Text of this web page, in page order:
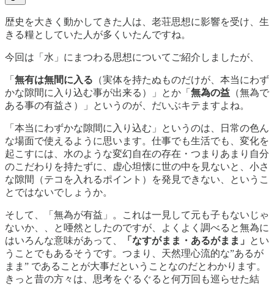
歴史を大きく動かしてきた人は、老荘思想に影響を受け、生
きる糧としていた人が多くいたんですね。
今回は「水」にまつわる思想についてご紹介しましたが、
「 無有は無間に入る （実体を持たぬものだけが、本当にわず
かな隙間に入り込む事が出来る）」とか「 無為の益 （無為で
ある事の有益さ）」というのが、だいぶキテますよね。
「本当にわずかな隙間に入り込む」というのは、日常の色ん
な場面で使えるように思います。仕事でも生活でも、変化を
起こすには、水のような変幻自在の存在・つまりあまり自分
のこだわりを持たずに、虚心坦懐に世の中を見ないと、小さ
な隙間（テコを入れるポイント）を発見できない、というこ
とではないでしょうか。
そして、「無為が有益」。これは一見して元も子もないじゃ
ないか、、と唖然としたのですが、よくよく調べると無為に
はいろんな意味があって、
「なすがまま・あるがまま」
とい
うことでもあるそうです。つまり、天然理心流的な”あるが
まま” であることが大事だということなのだとわかります。
きっと昔の方々は、思考をぐるぐると何万回も巡らせた結